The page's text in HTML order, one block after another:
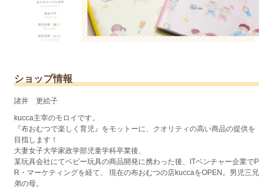
ショップ情報
諸井 更絵子
kucca主宰のモロイです。
『布おむつで楽しく育児』をモットーに、クオリティの高い商品の提供を
目指します！
大妻女子大学家政学部児童学科卒業後、
某玩具会社にてベビー玩具の商品開発に携わった後、ITベンチャー企業でP
R・マーケティングを経て、 現在の布おむつの店kuccaをOPEN。男児三兄
弟の母。